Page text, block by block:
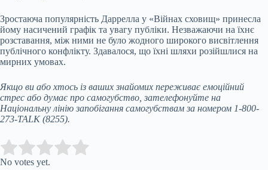
Зростаюча популярність Даррелла у «Війнах сховищ» принесла
йому насичений графік та увагу публіки. Незважаючи на їхнє
розставання, між ними не було жодного широкого висвітлення
публічного конфлікту. Здавалося, що їхні шляхи розійшлися на
мирних умовах.
Якщо ви або хтось із ваших знайомих переживає емоційний
стрес або думає про самогубство, зателефонуйте на
Національну лінію запобігання самогубствам за номером 1-800-
273-TALK (8255).
Rate this item:
No votes yet.